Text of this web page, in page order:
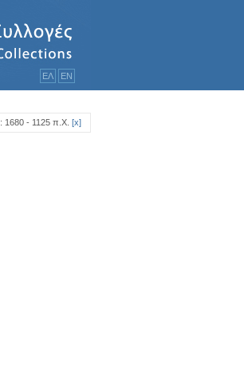
ΕΛ ΕΝ
: 1680 - 1125 π.Χ. [x]